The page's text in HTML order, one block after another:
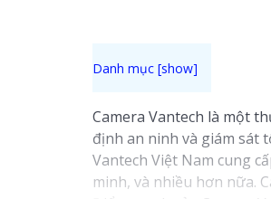
Camera Vantech là một
định an ninh và giám sát
Vantech Việt Nam cung
minh, và nhiều hơn nữa.